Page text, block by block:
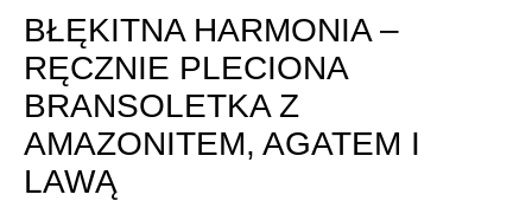
BŁĘKITNA HARMONIA –
RĘCZNIE PLECIONA
BRANSOLETKA Z
AMAZONITEM, AGATEM I
LAWĄ